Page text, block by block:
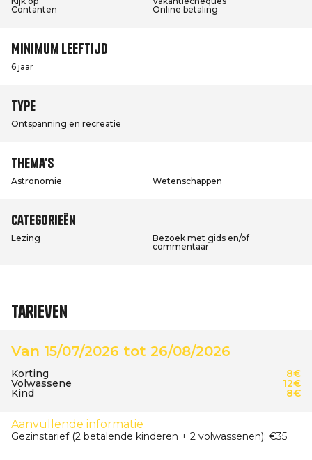
Contanten
Online betaling
Minimum leeftijd
6 jaar
Type
Ontspanning en recreatie
Thema's
Astronomie Wetenschappen
Categorieën
Lezing
Bezoek met gids en/of
commentaar
Tarieven
Van 15/07/2026 tot 26/08/2026
Korting 8€
Volwassene 12€
Kind 8€
Aanvullende informatie
Gezinstarief (2 betalende kinderen + 2 volwassenen): €35